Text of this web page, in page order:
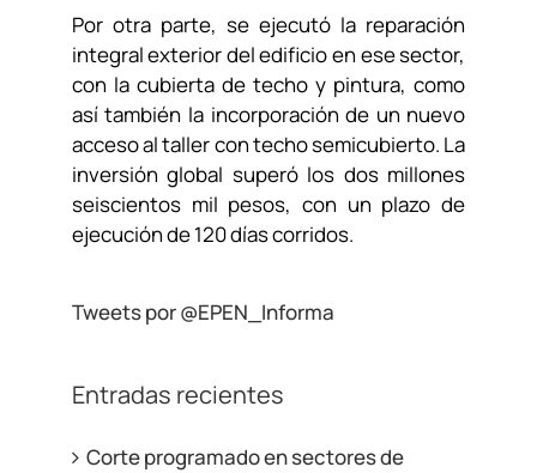
Por otra parte, se ejecutó la reparación
integral exterior del edificio en ese sector,
con la cubierta de techo y pintura, como
así también la incorporación de un nuevo
acceso al taller con techo semicubierto. La
inversión global superó los dos millones
seiscientos mil pesos, con un plazo de
ejecución de 120 días corridos.
Tweets por @EPEN_Informa
Entradas recientes
Corte programado en sectores de